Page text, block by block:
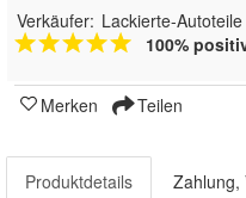
Verkäufer: Lackierte-Autoteile
100%
Merken Teilen
Produktdetails Zahlung,